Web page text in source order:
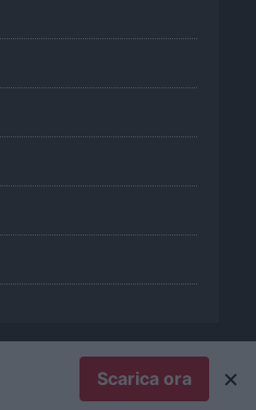
Scarica ora ×